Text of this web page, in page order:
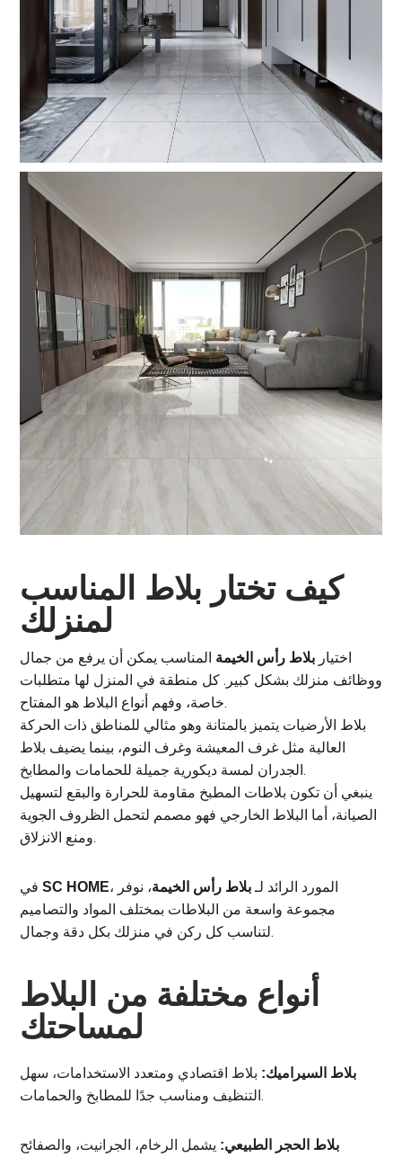
كيف تختار بلاط المناسب
لمنزلك
اختيار بلاط رأس الخيمة المناسب يمكن أن يرفع من جمال
ووظائف منزلك بشكل كبير. كل منطقة في المنزل لها متطلبات
خاصة، وفهم أنواع البلاط هو المفتاح.
بلاط الأرضيات يتميز بالمتانة وهو مثالي للمناطق ذات الحركة
العالية مثل غرف المعيشة وغرف النوم، بينما يضيف بلاط
الجدران لمسة ديكورية جميلة للحمامات والمطابخ.
ينبغي أن تكون بلاطات المطبخ مقاومة للحرارة والبقع لتسهيل
الصيانة، أما البلاط الخارجي فهو مصمم لتحمل الظروف الجوية
ومنع الانزلاق.
SC HOME ، المورد الرائد لـ بلاط رأس الخيمة، نوفر
مجموعة واسعة من البلاطات بمختلف المواد والتصاميم
لتناسب كل ركن في منزلك بكل دقة وجمال.
أنواع مختلفة من البلاط
لمساحتك
بلاط السيراميك: بلاط اقتصادي ومتعدد الاستخدامات، سهل
التنظيف ومناسب جدًا للمطابخ والحمامات.
بلاط الحجر الطبيعي: يشمل الرخام، الجرانيت، والصفائح